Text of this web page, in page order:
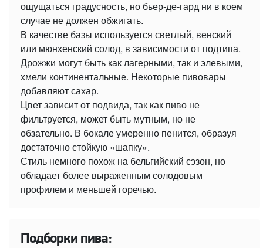
ощущаться градусность, но бьер-де-гард ни в коем
случае не должен обжигать.
В качестве базы используется светлый, венский
или мюнхенский солод, в зависимости от подтипа.
Дрожжи могут быть как лагерными, так и элевыми,
хмели континентальные. Некоторые пивовары
добавляют сахар.
Цвет зависит от подвида, так как пиво не
фильтруется, может быть мутным, но не
обзательно. В бокале умеренно пенится, образуя
достаточно стойкую «шапку».
Стиль немного похож на бельгийский сэзон, но
обладает более выраженным солодовым
профилем и меньшей горечью.
Подборки пива: